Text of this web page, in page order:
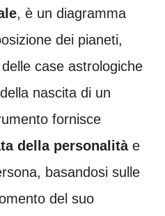
, è un diagramma
dei pianeti,
case astrologiche
nascita di un
fornisce
della personalitàe
basandosi sulle
del suo